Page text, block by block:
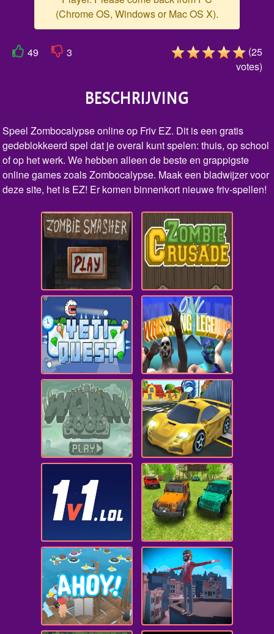
(Chrome OS, Windows or Mac OS X).
49 3 (25
votes)
BESCHRIJVING
Speel Zombocalypse online op Friv EZ. Dit is een gratis
gedeblokkeerd spel dat je overal kunt spelen: thuis, op school
of op het werk. We hebben alleen de beste en grappigste
online games zoals Zombocalypse. Maak een bladwijzer voor
deze site, het is EZ! Er komen binnenkort nieuwe friv-spellen!